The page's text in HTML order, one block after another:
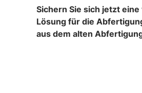
Sichern Sie sich jetzt
Lösung für die
aus dem alten